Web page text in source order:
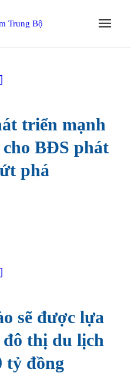
triển mạnh
BĐS phát
phá
sẽ được lựa
thị du lịch
tỷ đồng